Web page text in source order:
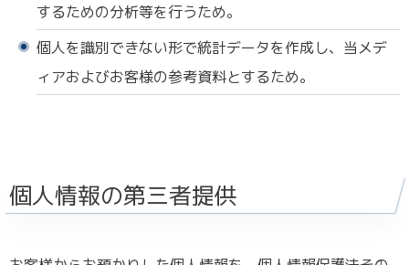
するための分析等を行うため。
個人を識別できない形で統計データを作成し、当メデ
ィアおよびお客様の参考資料とするため。
個人情報の第三者提供